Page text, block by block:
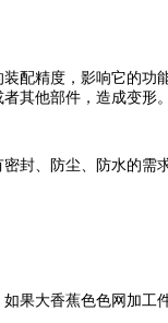
精度，影响它的功
其他部件，造成变形。
、防尘、防水的需求
大香蕉色色网加工件